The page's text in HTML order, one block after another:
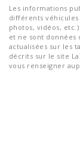
Les informations
différents
photos, vidéos,
et ne sont
actualisées sur les
décrits sur le site
vous renseigner